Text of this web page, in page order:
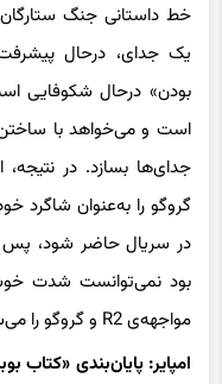
خط داستانی جنگ
یک جدای، درحال
بودن» درحال شکوفایی
است و می‌خواهد با
جدای‌ها بسازد. در
گروگو را به‌عنوان شاگرد
بود نمی‌توانست شدت
مواجهه‌ی R2 و گروگو را می‌ساختیم.
امپایر: پایان‌بندی «کتاب